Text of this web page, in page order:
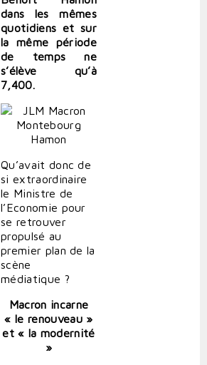
dans les mêmes
quotidiens et sur
la même période
de temps ne
s’élève qu’à
7,400.
Qu’avait donc de
si extraordinaire
le Ministre de
l’Economie pour
se retrouver
propulsé au
premier plan de la
scène
médiatique ?
Macron incarne
« le renouveau »
et « la modernité
»